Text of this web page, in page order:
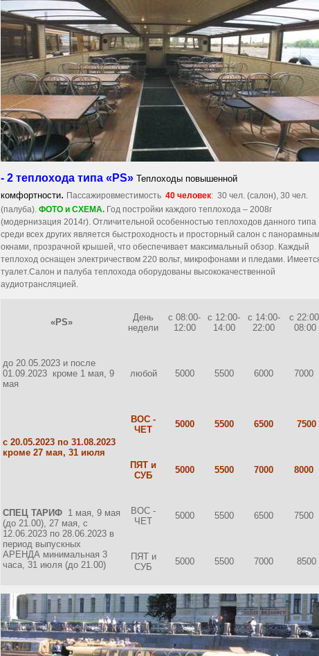
- 2 теплохода типа «PS»Теплоходы повышенной
комфортности. Пассажировместимость40 человек: 30 чел. (салон), 30 чел.
(палуба).ФОТО и СХЕМА. Год постройки каждого теплохода – 2008г
(модернизация 2014г). Отличительной особенностью теплоходов данного типа
среди всех других является быстроходность и просторный салон с
окнами, прозрачной крышей, что обеспечивает максимальный обзор. Каждый
теплоход оснащен электричеством 220 вольт, микрофонами и пледами.
туалет.Салон и палуба теплохода оборудованы высококачественной
аудиотрансляцией.
«PS»
День
недели
с 08:00-
12:00
с 12:00-
14:00
с 14:00-
22:00
с
08:00
до 20.05.2023 и после
01.09.2023 кроме 1 мая, 9
мая
любой 5000 5500 6000 7000
с 20.05.2023 по 31.08.2023
кроме 27 мая, 31 июля
ВОС -
ЧЕТ
5000 5500 6500 7500
ПЯТ и
СУБ
5000 5500 7000 8000
СПЕЦ ТАРИФ 1 мая, 9 мая
(до 21.00), 27 мая, с
12.06.2023 по 28.06.2023 в
период выпускных
АРЕНДА минимальная 3
часа, 31 июля (до 21.00)
ВОС -
ЧЕТ
5000 5500 6500 7500
ПЯТ и
СУБ
5000 5500 7000 8500